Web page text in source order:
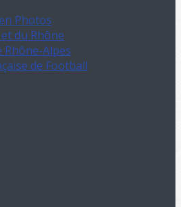
Photos
du Rhône
Rhône-Alpes
de Football